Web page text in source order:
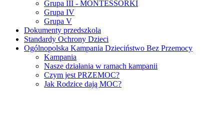
Grupa III - MONTESSORKI
Grupa IV
Grupa V
Dokumenty przedszkola
Standardy Ochrony Dzieci
Ogólnopolska Kampania Dzieciństwo Bez Przemocy
Kampania
Nasze działania w ramach kampanii
Czym jest PRZEMOC?
Jak Rodzice dają MOC?